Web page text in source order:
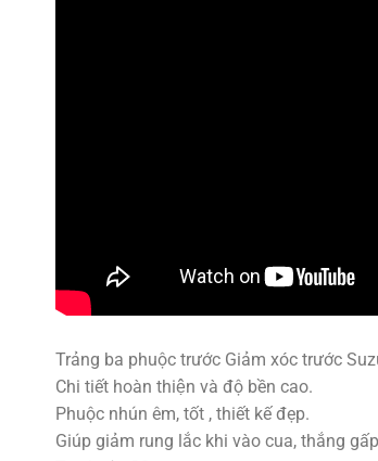
Trảng ba phuộc trước Giảm xóc trước
Chi tiết hoàn thiện và độ bền cao.
Phuộc nhún êm, tốt , thiết kế đẹp.
Giúp giảm rung lắc khi vào cua, thắng